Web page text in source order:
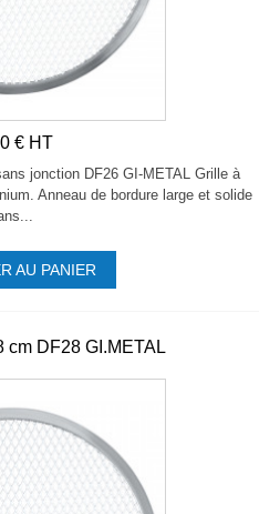
€ HT
jonction DF26 GI-METAL Grille à
Anneau de bordure large et solide
AU PANIER
DF28 GI.METAL